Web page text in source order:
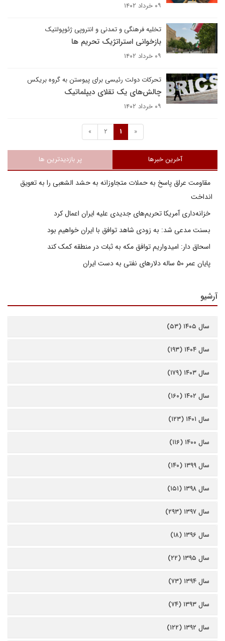
۰۹ خرداد ۱۴۰۲
تخلیه فرهنگی و تمدنی و انتروپی ژئوپولتیک
بازخوانی استراتژیک تحریم ها
۰۹ خرداد ۱۴۰۲
تحرکات دولت رئیسی برای پیوستن به گروه بریکس
چالش‌های یک تقلای دیپلماتیک
۰۹ خرداد ۱۴۰۲
«
1
2
»
آخرین خبرها پر بازدیدترین ها
مقاومت عراق پاسخ به حملات متجاوزانه به حشد الشعبی را به تعویق
انداخت
خزانه‌داری آمریکا تحریم‌های جدیدی علیه ایران اعمال کرد
بسنت مدعی شد: به زودی شاهد توافق با ایران خواهیم بود
اسحاق دار: امیدواریم توافق مکه به ثبات در منطقه کمک کند
پایان عمر ۵۰ ساله دلارهای نفتی به دست ایران
آرشیو
سال ۱۴۰۵ (۵۳)
سال ۱۴۰۴ (۱۹۳)
سال ۱۴۰۳ (۱۷۹)
سال ۱۴۰۲ (۱۶۰)
سال ۱۴۰۱ (۱۲۳)
سال ۱۴۰۰ (۱۱۶)
سال ۱۳۹۹ (۱۴۰)
سال ۱۳۹۸ (۱۵۱)
سال ۱۳۹۷ (۲۹۳)
سال ۱۳۹۶ (۱۸)
سال ۱۳۹۵ (۲۲)
سال ۱۳۹۴ (۷۳)
سال ۱۳۹۳ (۷۴)
سال ۱۳۹۲ (۱۲۲)